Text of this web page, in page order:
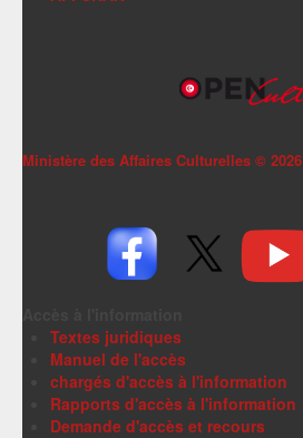
Ministère des Affaires Culturelles © 2026
Textes juridiques
Manuel de l'accès
chargés d'accès à l'information
Rapports d'accès à l'information
Demande d'accès et recours